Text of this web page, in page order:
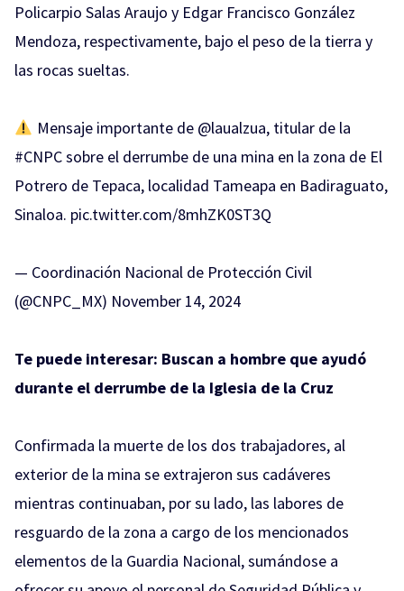
Policarpio Salas Araujo y Edgar Francisco González
Mendoza, respectivamente, bajo el peso de la tierra y
las rocas sueltas.
Mensaje importante de @laualzua, titular de la
#CNPCsobre el derrumbe de una mina en la zona de El
Potrero de Tepaca, localidad Tameapa en Badiraguato,
Sinaloa. pic.twitter.com/8mhZK0ST3Q
— Coordinación Nacional de Protección Civil
(@CNPC_MX) November 14, 2024
Te puede interesar: Buscan a hombre que ayudó
durante el derrumbe de la Iglesia de la Cruz
Confirmada la muerte de los dos trabajadores, al
exterior de la mina se extrajeron sus cadáveres
mientras continuaban, por su lado, las labores de
resguardo de la zona a cargo de los mencionados
elementos de la Guardia Nacional, sumándose a